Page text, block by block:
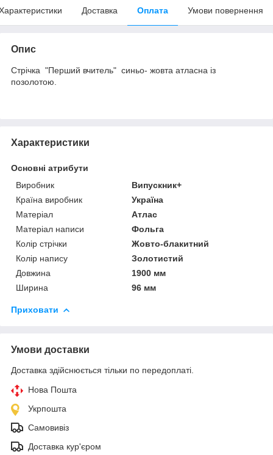
Доставка Оплата Умови повернення
Опис
Стрічка "Перший вчитель" синьо- жовта атласна із
позолотою.
Характеристики
Основні атрибути
Виробник
Випускник+
Країна виробник
Україна
Матеріал
Атлас
Матеріал написи
Фольга
Колір стрічки
Жовто-блакитний
Колір напису
Золотистий
Довжина
1900 мм
Ширина
96 мм
Приховати
Умови доставки
Доставка здійснюється тільки по передоплаті.
Нова Пошта
Укрпошта
Самовивіз
Доставка кур'єром